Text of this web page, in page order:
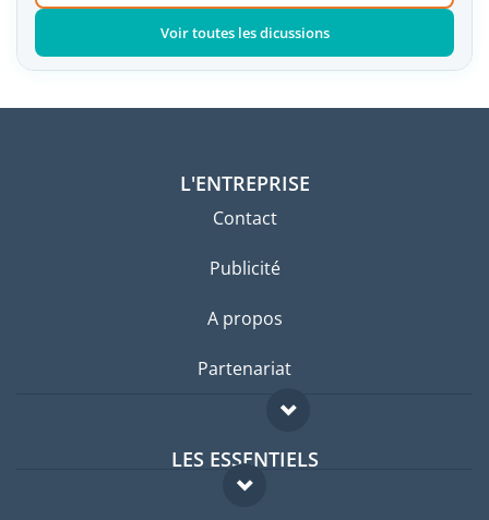
Voir toutes les dicussions
L'ENTREPRISE
Contact
Publicité
A propos
Partenariat
LES ESSENTIELS
Forum expatriés